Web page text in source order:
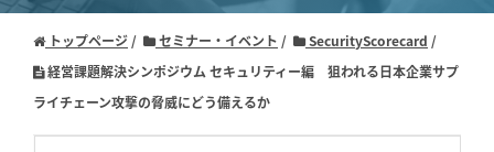
トップページ セミナー・イベント
SecurityScorecard
経営課題解決シンポジウム セキュリティー編 狙われる日本企業サプ
ライチェーン攻撃の脅威にどう備えるか